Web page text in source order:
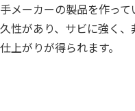
メーカーの製品を作っ
性があり、サビに強く
上がりが得られます。